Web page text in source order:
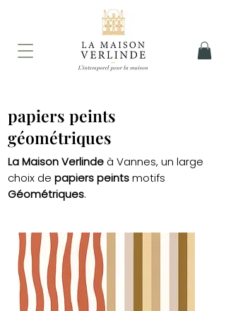
papiers peints
géométriques
La Maison Verlinde à Vannes, un large
choix de papiers peintsmotifs
Géométriques.